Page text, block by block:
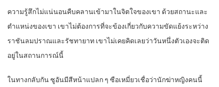
ความรู้สึกไม่แน่นอนคืบคลานเข้ามาในจิตใจของเขา ด้วยสถานะและ
ตำแหน่งของเขา เขาไม่ต้องการที่จะข้องเกี่ยวกับความขัดแย้งระหว่าง
ราชันลมปราณและรัชทายาท เขาไม่เคยคิดเลยว่าวันหนึ่งตัวเองจะติด
อยู่ในสถานการณ์นี้
ในทางกลับกัน ซูอันมีสีหน้าแปลก ๆ ซือเหมี่ยวเชื่อว่านักฆ่าหญิงคนนี้